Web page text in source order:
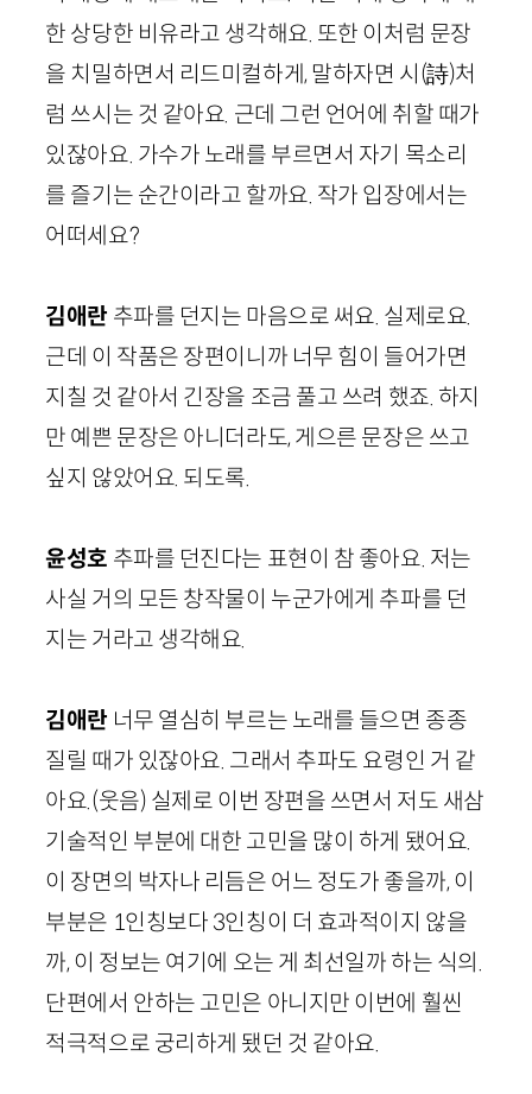
한 상당한 비유라고 생각해요. 또한 이처럼 문장
을 치밀하면서 리드미컬하게, 말하자면 시(詩)처
럼 쓰시는 것 같아요. 근데 그런 언어에 취할 때가
있잖아요. 가수가 노래를 부르면서 자기 목소리
를 즐기는 순간이라고 할까요. 작가 입장에서는
어떠세요?
김애란 추파를 던지는 마음으로 써요. 실제로요.
근데 이 작품은 장편이니까 너무 힘이 들어가면
지칠 것 같아서 긴장을 조금 풀고 쓰려 했죠. 하지
만 예쁜 문장은 아니더라도, 게으른 문장은 쓰고
싶지 않았어요. 되도록.
윤성호 추파를 던진다는 표현이 참 좋아요. 저는
사실 거의 모든 창작물이 누군가에게 추파를 던
지는 거라고 생각해요.
김애란 너무 열심히 부르는 노래를 들으면 종종
질릴 때가 있잖아요. 그래서 추파도 요령인 거 같
아요.(웃음) 실제로 이번 장편을 쓰면서 저도 새삼
기술적인 부분에 대한 고민을 많이 하게 됐어요.
이 장면의 박자나 리듬은 어느 정도가 좋을까, 이
부분은 1인칭보다 3인칭이 더 효과적이지 않을
까, 이 정보는 여기에 오는 게 최선일까 하는 식의.
단편에서 안하는 고민은 아니지만 이번에 훨씬
적극적으로 궁리하게 됐던 것 같아요.